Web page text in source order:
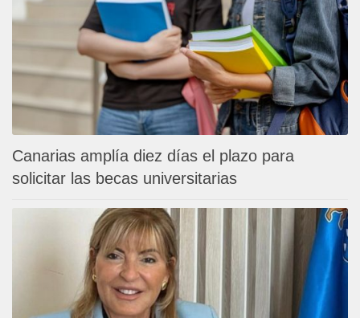
Canarias amplía diez días el plazo para
solicitar las becas universitarias